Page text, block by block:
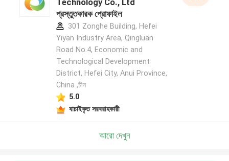
Technology Co., Ltd
প্রস্তুতকারক প্রোফাইল
301 Zonghe Building, Hefei
Yiyan Industry Area, Qingluan
Road No.4, Economic and
Technological Development
District, Hefei City, Anui Province,
China ,চীন
5.0
যাচাইকৃত সরবরাহকারী
আরো দেখুন